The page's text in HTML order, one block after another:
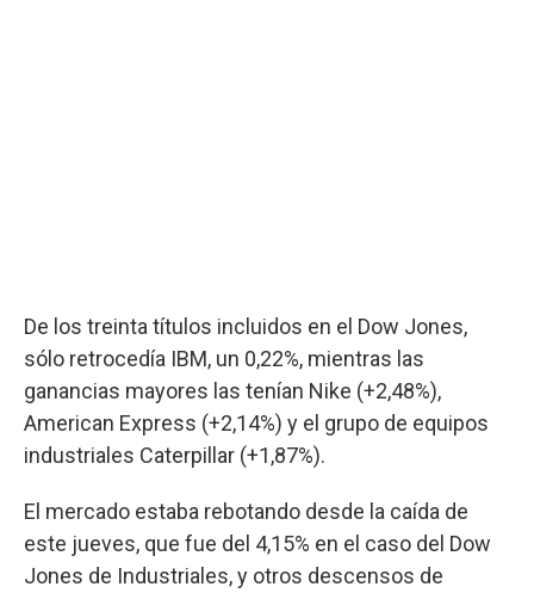
De los treinta títulos incluidos en el Dow Jones,
sólo retrocedía IBM, un 0,22%, mientras las
ganancias mayores las tenían Nike (+2,48%),
American Express (+2,14%) y el grupo de equipos
industriales Caterpillar (+1,87%).
El mercado estaba rebotando desde la caída de
este jueves, que fue del 4,15% en el caso del Dow
Jones de Industriales, y otros descensos de